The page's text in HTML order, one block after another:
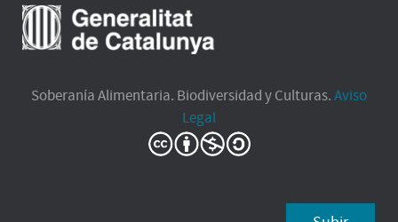
Soberanía Alimentaria. Biodiversidad y Culturas.Aviso
Legal